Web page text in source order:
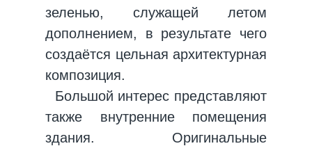
зеленью, служащей летом
дополнением, в результате чего
создаётся цельная архитектурная
композиция.
Большой интерес представляют
также внутренние помещения
здания. Оригинальные